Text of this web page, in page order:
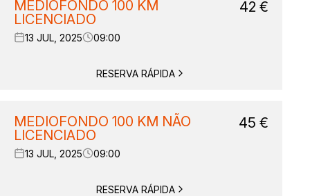
MEDIOFONDO 100 KM
LICENCIADO
13 JUL, 2025 09:00
42 €
RESERVA RÁPIDA
MEDIOFONDO 100 KM NÃO
LICENCIADO
13 JUL, 2025 09:00
45 €
RESERVA RÁPIDA